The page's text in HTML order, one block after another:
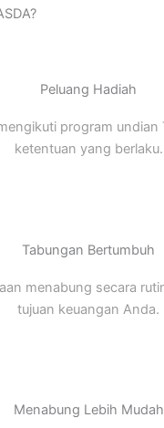
Peluang Hadiah
program undian
ketentuan yang berlaku.
Tabungan Bertumbuh
menabung secara
tujuan keuangan Anda.
Menabung Lebih Mudah